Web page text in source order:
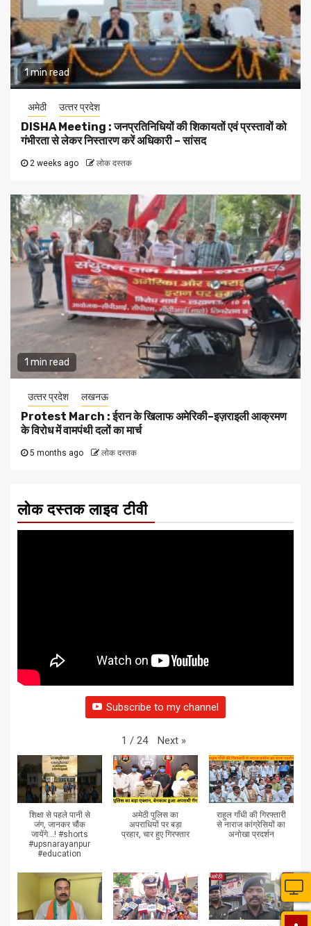
1 min read
अमेठी उत्‍तर प्रदेश
DISHA Meeting : जनप्रतिनिधियों की शिकायतों एवं प्रस्तावों को
गंभीरता से लेकर निस्तारण करें अधिकारी – सांसद
2 weeks ago लोक दस्तक
1 min read
उत्‍तर प्रदेश लखनऊ
Protest March : ईरान के खिलाफ अमेरिकी–इज़राइली आक्रमण
के विरोध में वामपंथी दलों का मार्च
5 months ago लोक दस्तक
लोक दस्तक लाइव टीवी
Subscribe to my channel
1 / 24 Next »
शिक्षा से पहले पानी से
जंग, जानकर चौंक
जायेंगे...! #shorts
#upsnarayanpur
#education
अमेठी पुलिस का
अपराधियों पर बड़ा
प्रहार, चार हुए गिरफ्तार
राहुल गाँधी की गिरफ्तारी
से नाराज कांग्रेसियों का
अनोखा प्रदर्शन